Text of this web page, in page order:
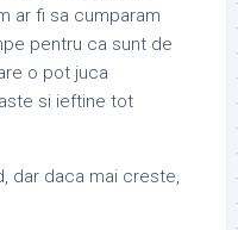
ar fi sa cumparam
pentru ca sunt de
o pot juca
si ieftine tot
dar daca mai creste,